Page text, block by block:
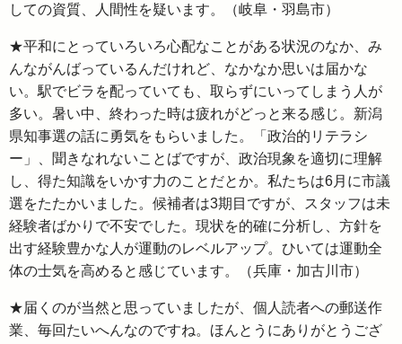
しての資質、人間性を疑います。（岐阜・羽島市）
★平和にとっていろいろ心配なことがある状況のなか、み
んながんばっているんだけれど、なかなか思いは届かな
い。駅でビラを配っていても、取らずにいってしまう人が
多い。暑い中、終わった時は疲れがどっと来る感じ。新潟
県知事選の話に勇気をもらいました。「政治的リテラシ
ー」、聞きなれないことばですが、政治現象を適切に理解
し、得た知識をいかす力のことだとか。私たちは6月に市議
選をたたかいました。候補者は3期目ですが、スタッフは未
経験者ばかりで不安でした。現状を的確に分析し、方針を
出す経験豊かな人が運動のレベルアップ。ひいては運動全
体の士気を高めると感じています。（兵庫・加古川市）
★届くのが当然と思っていましたが、個人読者への郵送作
業、毎回たいへんなのですね。ほんとうにありがとうござ